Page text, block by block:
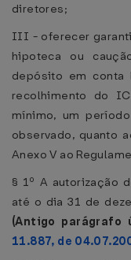
diretores;
III - oferecer
hipoteca ou
depósito em conta
recolhimento do
mínimo, um
observado, quanto
Anexo V ao
§ 1º A autorização
até o dia 31 de
(Antigo parágrafo
11.887, de